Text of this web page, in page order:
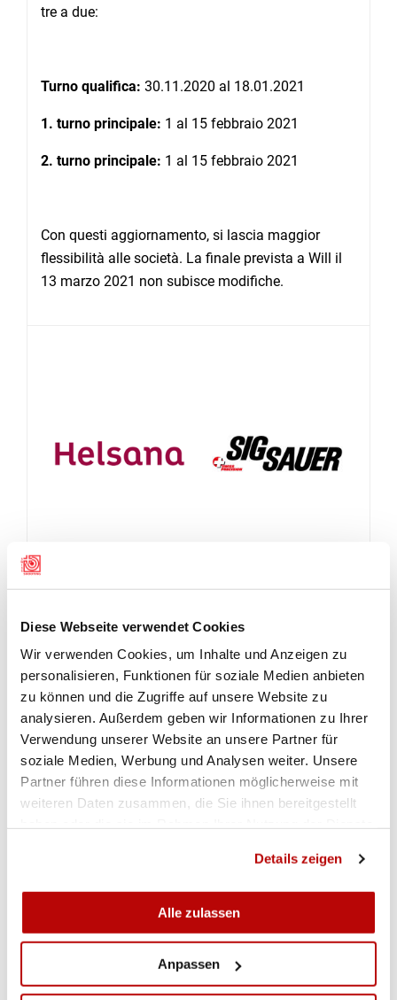
Diese Webseite verwendet Cookies
Wir verwenden Cookies, um Inhalte und Anzeigen zu
personalisieren, Funktionen für soziale Medien anbieten
zu können und die Zugriffe auf unsere Website zu
analysieren. Außerdem geben wir Informationen zu Ihrer
Verwendung unserer Website an unsere Partner für
soziale Medien, Werbung und Analysen weiter. Unsere
Partner führen diese Informationen möglicherweise mit
weiteren Daten zusammen, die Sie ihnen bereitgestellt
Details zeigen
Alle zulassen
Anpassen
tre a due:
Turno qualifica: 30.11.2020 al 18.01.2021
1. turno principale: 1 al 15 febbraio 2021
2. turno principale: 1 al 15 febbraio 2021
Con questi aggiornamento, si lascia maggior
flessibilità alle società. La finale prevista a Will il
13 marzo 2021 non subisce modifiche.